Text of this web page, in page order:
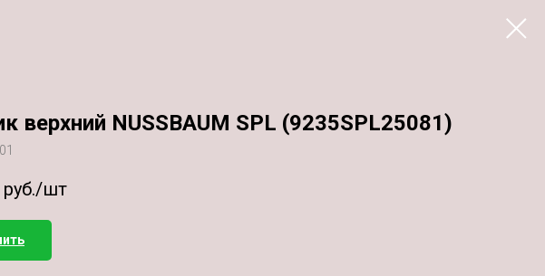
верхний NUSSBAUM SPL (9235SPL25081)
руб./шт